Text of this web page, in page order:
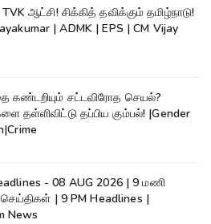
ஆட்சி! சிக்கித் தவிக்கும் தமிழ்நாடு!
| ADMK | EPS | CM Vijay
கண்டறியும் சட்டவிரோத செயல்?
தள்ளிவிட்டு தப்பிய கும்பல்! |Gender
- 08 AUG 2026 | 9 மணி
| 9 PM Headlines |
News